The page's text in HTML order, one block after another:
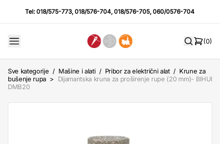
Tel:018/575-773,018/576-704,018/576-705,060/0576-704
(0)
Sve kategorije / Mašine i alati / Pribor za električni alat / Krune za
bušenje rupa > Dijamantska kruna za proširenje rupe (20 mm)- BIHUI
DMB20